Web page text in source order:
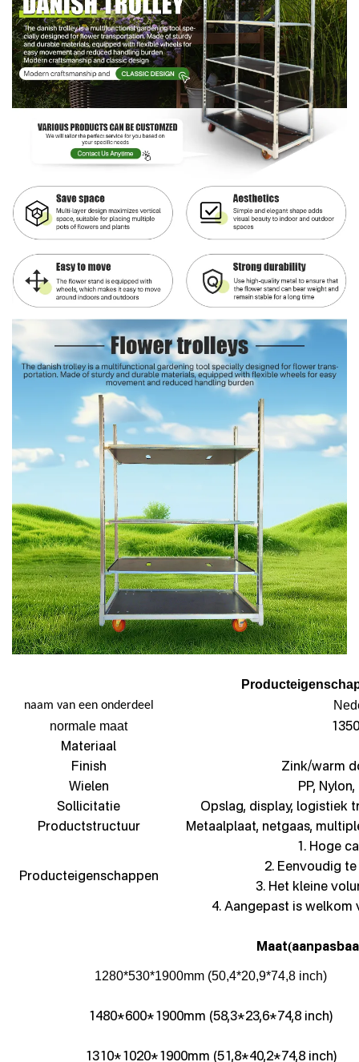
naam van een onderdeel
normale maat
Materiaal
Finish
Zink/warm
Wielen
PP,
Sollicitatie
Opslag, display, logistiek
Productstructuur
Metaalplaat, netgaas,
Producteigenschappen
1. Hoge
2. Eenvoudig
3. Het kleine
4. Aangepast is
Maat(
1280*530*1900mm (50,4*20,9*74,8 inch)
1480*600*1900mm (58,3*23,6*74,8 inch)
1310*1020*1900mm (51,8*40,2*74,8 inch)